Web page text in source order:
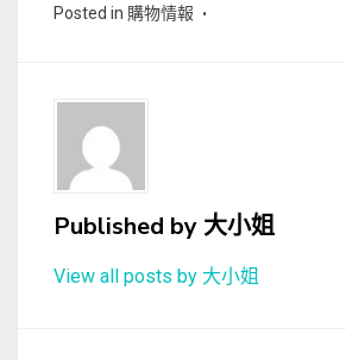
Posted in 購物情報
Published by大小姐
View all posts by 大小姐